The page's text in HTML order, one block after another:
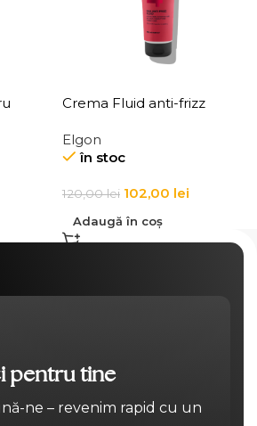
Crema Fluid anti-frizz
Slick Anti-Frizz Fluid
Elgon
în stoc
120,00lei 102,00 lei
Adaugă în coș
pentru tine
ne – revenim rapid cu un